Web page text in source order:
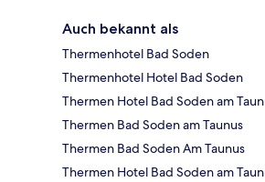
Auch bekannt als
Thermenhotel Bad Soden
Thermenhotel Hotel Bad Soden
Thermen Hotel Bad Soden am
Thermen Bad Soden am Taunus
Thermen Bad Soden Am Taunus
Thermen Hotel Bad Soden am